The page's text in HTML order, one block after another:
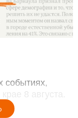
событиях,
8 августа.